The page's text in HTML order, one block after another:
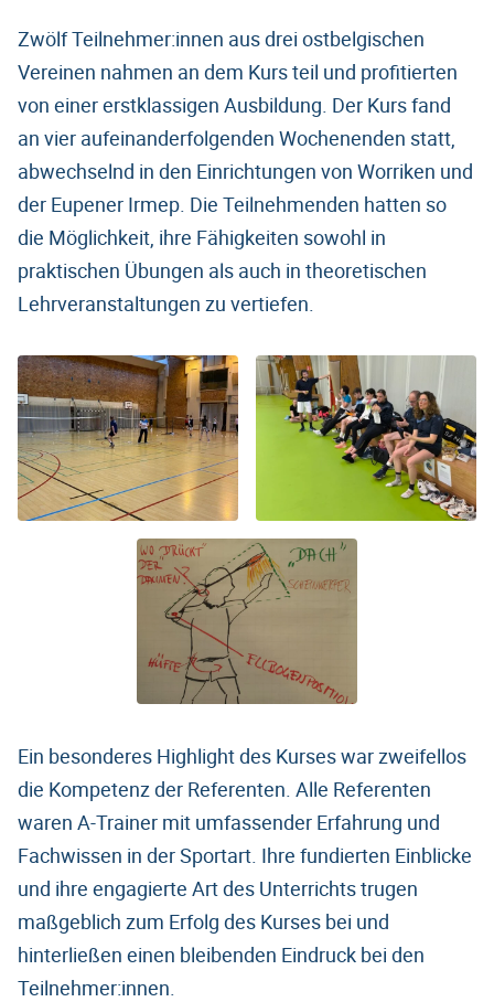
Zwölf Teilnehmer:innen aus drei ostbelgischen
Vereinen nahmen an dem Kurs teil und profitierten
von einer erstklassigen Ausbildung. Der Kurs fand
an vier aufeinanderfolgenden Wochenenden statt,
abwechselnd in den Einrichtungen von Worriken und
der Eupener Irmep. Die Teilnehmenden hatten so
die Möglichkeit, ihre Fähigkeiten sowohl in
praktischen Übungen als auch in theoretischen
Lehrveranstaltungen zu vertiefen.
Ein besonderes Highlight des Kurses war zweifellos
die Kompetenz der Referenten. Alle Referenten
waren A-Trainer mit umfassender Erfahrung und
Fachwissen in der Sportart. Ihre fundierten Einblicke
und ihre engagierte Art des Unterrichts trugen
maßgeblich zum Erfolg des Kurses bei und
hinterließen einen bleibenden Eindruck bei den
Teilnehmer:innen.